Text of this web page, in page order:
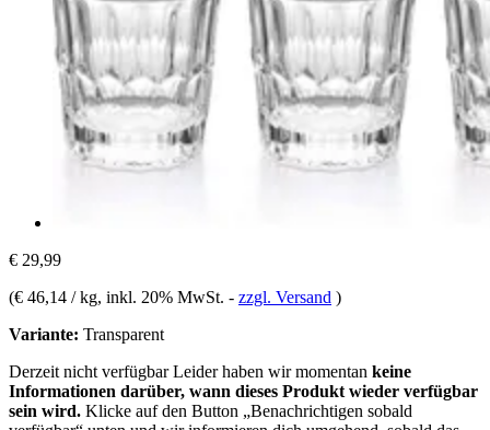
€ 29,99
(€ 46,14 / kg, inkl. 20% MwSt. - zzgl. Versand )
Variante: Transparent
Derzeit nicht verfügbarLeider haben wir momentan keine
Informationen darüber, wann dieses Produkt wieder verfügbar
sein wird. Klicke auf den Button „Benachrichtigen sobald